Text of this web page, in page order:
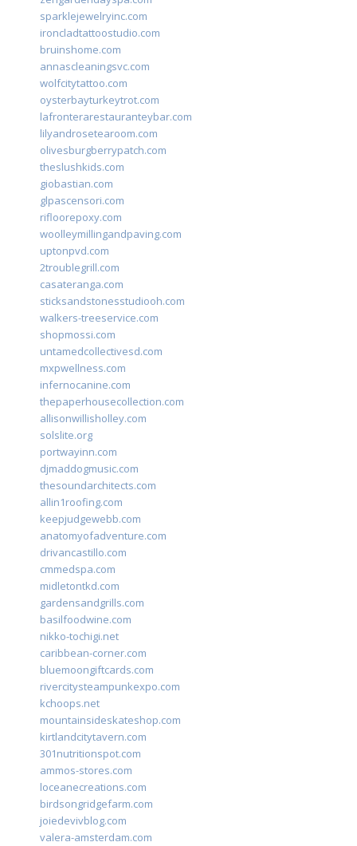
sparklejewelryinc.com
ironcladtattoostudio.com
bruinshome.com
annascleaningsvc.com
wolfcitytattoo.com
oysterbayturkeytrot.com
lafronterarestauranteybar.com
lilyandrosetearoom.com
olivesburgberrypatch.com
theslushkids.com
giobastian.com
glpascensori.com
rifloorepoxy.com
woolleymillingandpaving.com
uptonpvd.com
2troublegrill.com
casateranga.com
sticksandstonesstudiooh.com
walkers-treeservice.com
shopmossi.com
untamedcollectivesd.com
mxpwellness.com
infernocanine.com
thepaperhousecollection.com
allisonwillisholley.com
solslite.org
portwayinn.com
djmaddogmusic.com
thesoundarchitects.com
allin1roofing.com
keepjudgewebb.com
anatomyofadventure.com
drivancastillo.com
cmmedspa.com
midletontkd.com
gardensandgrills.com
basilfoodwine.com
nikko-tochigi.net
caribbean-corner.com
bluemoongiftcards.com
rivercitysteampunkexpo.com
kchoops.net
mountainsideskateshop.com
kirtlandcitytavern.com
301nutritionspot.com
ammos-stores.com
loceanecreations.com
birdsongridgefarm.com
joiedevivblog.com
valera-amsterdam.com